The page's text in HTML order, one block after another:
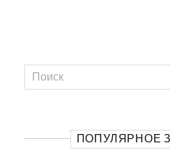
ПОПУЛЯРНОЕ